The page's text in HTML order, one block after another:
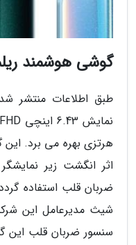
گوشی هوشمند ریلمی 9 پرو
هرتزی بهره می برد.
اثر انگشت زیر
ضربان قلب استفاده
شیث مدیرعامل این
سنسور ضربان قلب